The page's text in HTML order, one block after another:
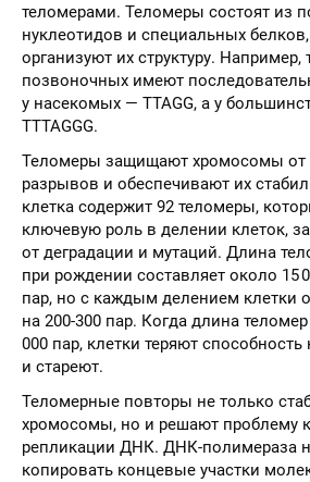
теломерами. Теломеры состоят из
нуклеотидов и специальных
организуют их структуру.
позвоночных имеют
у насекомых — TTAGG, а у
TTTAGGG.
Теломеры защищают хромосомы от
разрывов и обеспечивают их
клетка содержит 92 теломеры,
ключевую роль в делении клеток,
от деградации и мутаций. Длина
при рождении составляет около 15
пар, но с каждым делением клетки
на 200-300 пар. Когда длина теломер
000 пар, клетки теряют
и стареют.
Теломерные повторы не только
хромосомы, но и решают проблему
репликации ДНК. ДНК-полимераза
копировать концевые участки